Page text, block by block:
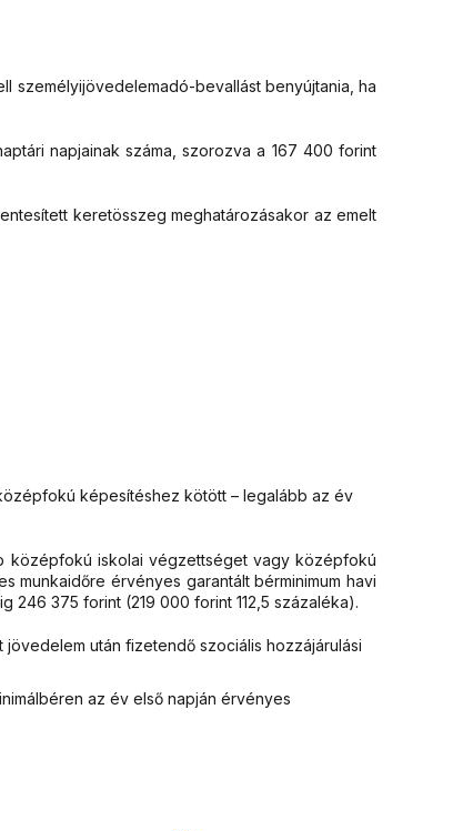
személyijövedelemadó-bevallást benyújtania, ha
napjainak száma, szorozva a 167 400 forint
keretösszeg meghatározásakor az emelt
képesítéshez kötött – legalább az év
középfokú iskolai végzettséget vagy középfokú
munkaidőre érvényes garantált bérminimum havi
246 375 forint (219 000 forint 112,5 százaléka).
után fizetendő szociális hozzájárulási
az év első napján érvényes